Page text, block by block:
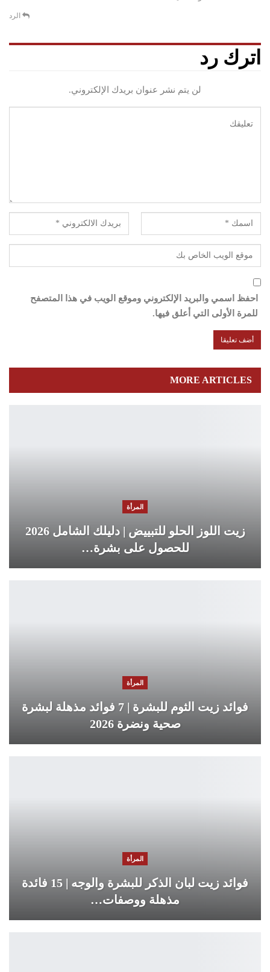
الرد
اترك رد
لن يتم نشر عنوان بريدك الإلكتروني.
احفظ اسمي والبريد الإلكتروني وموقع الويب في هذا المتصفح
للمرة الأولى التي أعلق فيها.
MORE ARTICLES
المرأة
زيت اللوز الحلو للتبييض | دليلك الشامل 2026
للحصول على بشرة…
المرأة
فوائد زيت الثوم للبشرة | 7 فوائد مذهلة لبشرة
صحية ونضرة 2026
المرأة
فوائد زيت لبان الذكر للبشرة والوجه | 15 فائدة
مذهلة ووصفات…